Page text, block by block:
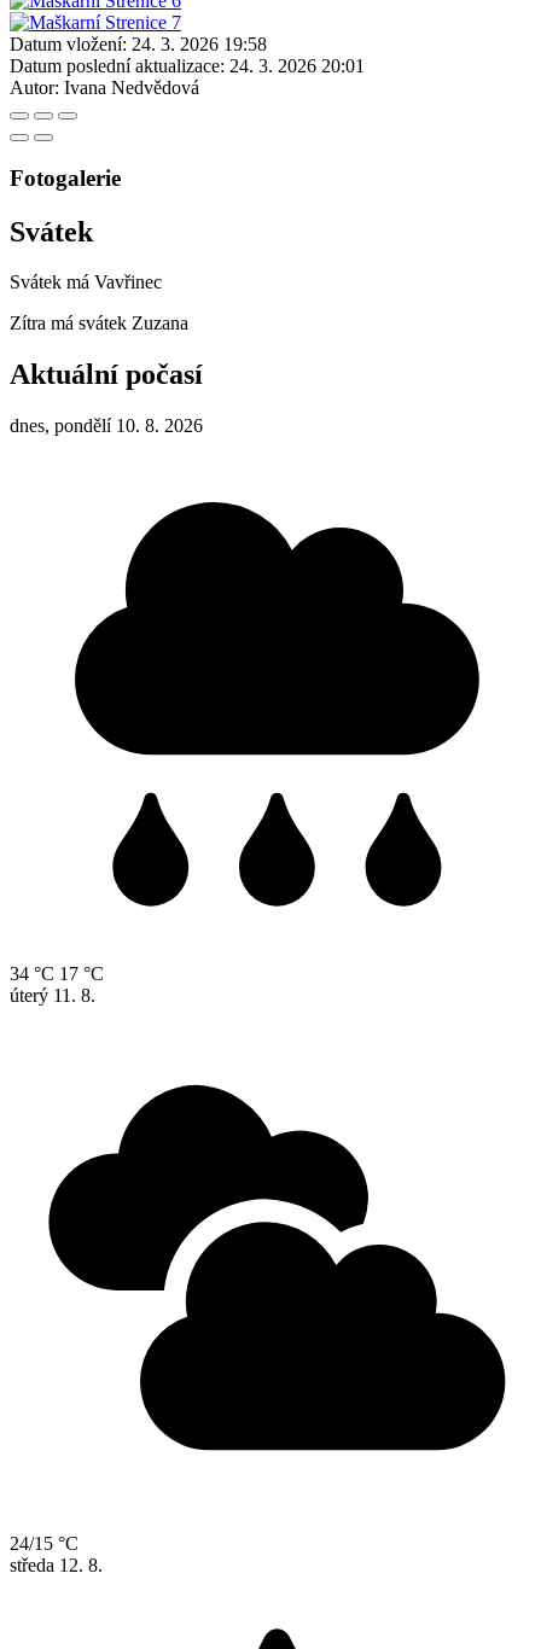
Datum vložení: 24. 3. 2026 19:58
Datum poslední aktualizace: 24. 3. 2026 20:01
Autor: Ivana Nedvědová
Fotogalerie
Svátek
Svátek má Vavřinec
Zítra má svátek Zuzana
Aktuální počasí
dnes, pondělí 10. 8. 2026
34 °C 17 °C
úterý 11. 8.
24/15 °C
středa 12. 8.